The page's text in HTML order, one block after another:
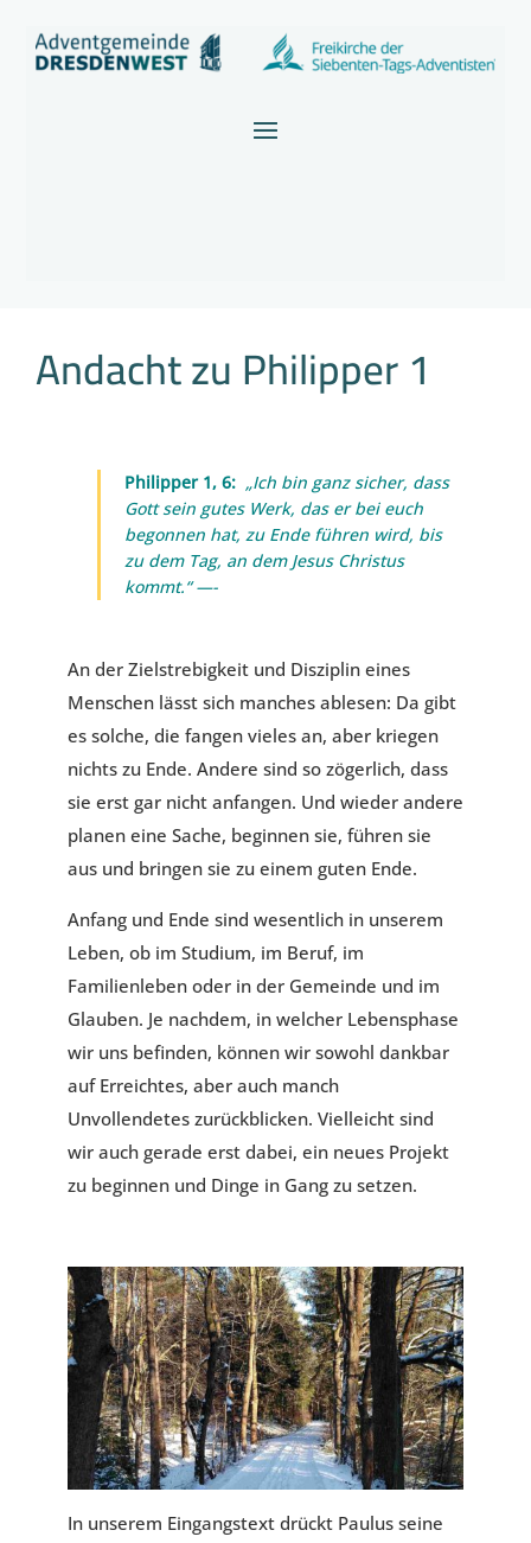
Andacht zu Philipper 1
Philipper 1, 6: „Ich bin ganz sicher, dass
Gott sein gutes Werk, das er bei euch
begonnen hat, zu Ende führen wird, bis
zu dem Tag, an dem Jesus Christus
kommt.“ —-
An der Zielstrebigkeit und Disziplin eines
Menschen lässt sich manches ablesen: Da gibt
es solche, die fangen vieles an, aber kriegen
nichts zu Ende. Andere sind so zögerlich, dass
sie erst gar nicht anfangen. Und wieder andere
planen eine Sache, beginnen sie, führen sie
aus und bringen sie zu einem guten Ende.
Anfang und Ende sind wesentlich in unserem
Leben, ob im Studium, im Beruf, im
Familienleben oder in der Gemeinde und im
Glauben. Je nachdem, in welcher Lebensphase
wir uns befinden, können wir sowohl dankbar
auf Erreichtes, aber auch manch
Unvollendetes zurückblicken. Vielleicht sind
wir auch gerade erst dabei, ein neues Projekt
zu beginnen und Dinge in Gang zu setzen.
In unserem Eingangstext drückt Paulus seine